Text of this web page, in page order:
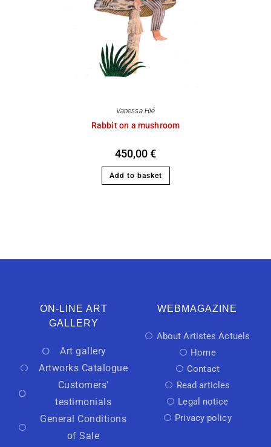
Vanessa Hié
Rabbit on a mushroom
450,00€
Add to basket
ON-LINE ART
GALLERY
Art gallery
Artworks Catalogue
Customers'
testimonials
General Conditions
of Sale
WEBMAGAZINE
About Artistes Actuels
Home
Contact
Read articles
Legal notice
Privacy policy